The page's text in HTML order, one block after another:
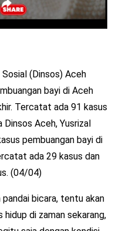
Sosial (Dinsos) Aceh
bayi di Aceh
Tercatat ada 91 kasus
Aceh, Yusrizal
pembuangan bayi di
ada 29 kasus dan
(04/04)
bicara, tentu akan
hidup di zaman sekarang,